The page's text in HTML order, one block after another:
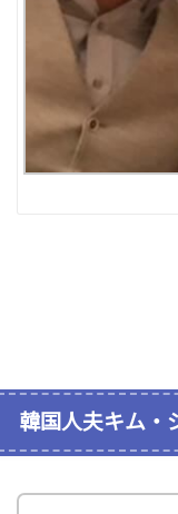
韓国人夫キム・